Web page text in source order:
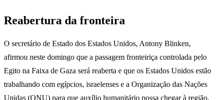
Reabertura da fronteira
O secretário de Estado dos Estados Unidos, Antony Blinken,
afirmou neste domingo que a passagem fronteiriça controlada pelo
Egito na Faixa de Gaza será reaberta e que os Estados Unidos estão
trabalhando com egípcios, israelenses e a Organização das Nações
Unidas (ONU) para que auxílio humanitário possa chegar à região.